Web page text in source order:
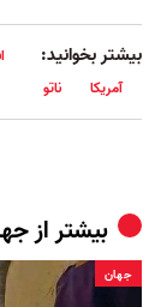
بیشتر بخوانید:
آمریکا
ناتو
بیشتر از
جهان